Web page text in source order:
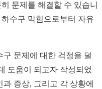
문제를 해결할 수 있습니
수구 막힘으로부터 자유
문제에 대한 걱정을 덜
도움이 되고자 작성되었
증상, 그리고 각 상황에